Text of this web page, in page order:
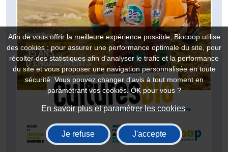
Afin de vous offrir la meilleure expérience possible, Biocoop utilise
des cookies : pour assurer une performance optimale du site, pour
récolter des statistiques afin d'analyser le trafic et la performance
du site et vous proposer une navigation personnalisée en toute
sécurité. Vous pouvez changer d'avis à tout moment en
paramétrant vos cookies. OK pour vous ?
En savoir plus et paramétrer les cookies
Je refuse J'accepte